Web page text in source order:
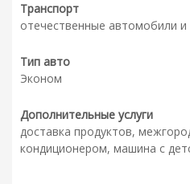
Транспорт
отечественные автомобили и
Тип авто
Эконом
Дополнительные услуги
доставка продуктов,
кондиционером, машина с